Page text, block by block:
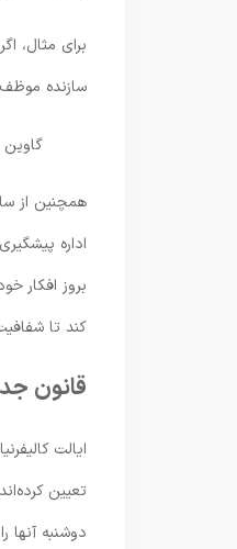
برای مثال،
سازنده
گاوین
همچنین از
اداره
بروز افکار
کند تا
قانون
ایالت
دوشنبه